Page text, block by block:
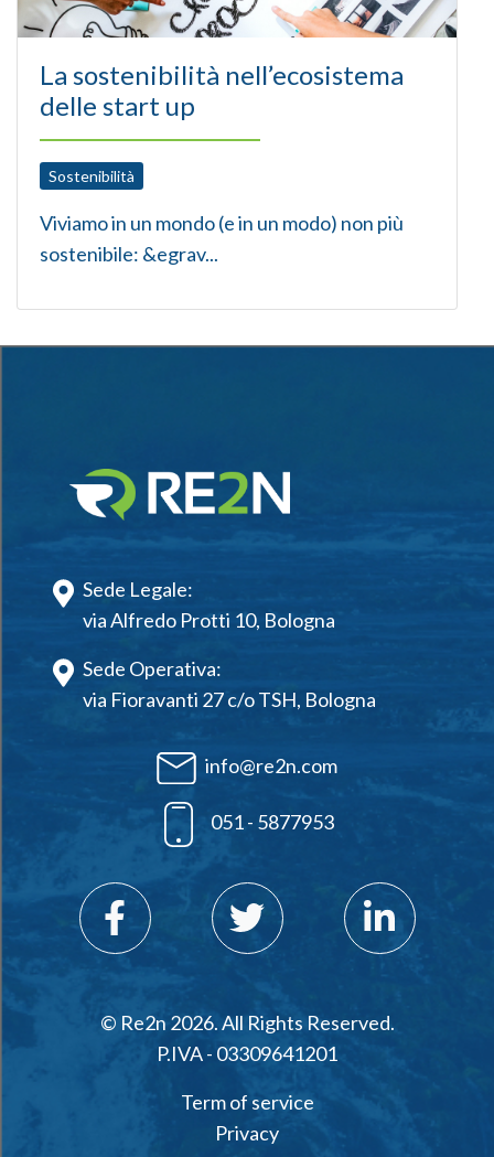
La sostenibilità nell’ecosistema
delle start up
Sostenibilità
Viviamo in un mondo (e in un modo) non più
sostenibile: &egrav...
Sede Legale:
via Alfredo Protti 10, Bologna
Sede Operativa:
via Fioravanti 27 c/o TSH, Bologna
info@re2n.com
051 - 5877953
© Re2n 2026. All Rights Reserved.
P.IVA - 03309641201
Term of service
Privacy